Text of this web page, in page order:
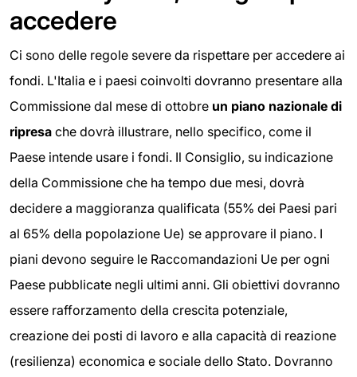
accedere
Ci sono delle regole severe da rispettare per accedere ai
fondi. L'Italia e i paesi coinvolti dovranno presentare alla
Commissione dal mese di ottobre un piano nazionale di
ripresa che dovrà illustrare, nello specifico, come il
Paese intende usare i fondi. Il Consiglio, su indicazione
della Commissione che ha tempo due mesi, dovrà
decidere a maggioranza qualificata (55% dei Paesi pari
al 65% della popolazione Ue) se approvare il piano. I
piani devono seguire le Raccomandazioni Ue per ogni
Paese pubblicate negli ultimi anni. Gli obiettivi dovranno
essere rafforzamento della crescita potenziale,
creazione dei posti di lavoro e alla capacità di reazione
(resilienza) economica e sociale dello Stato. Dovranno